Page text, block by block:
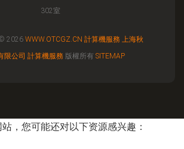
302室
© 2026 WWW.OTCGZ.CN 計算機服務 上海秋
限公司 計算機服務 版權所有 SITEMAP
，您可能还对以下资源感兴趣：